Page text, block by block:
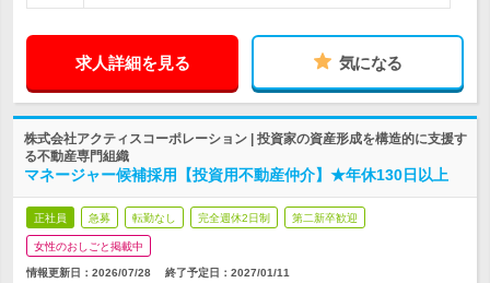
求人詳細を見る 気になる
株式会社アクティスコーポレーション | 投資家の資産形成を構造的に支援す
る不動産専門組織
マネージャー候補採用【投資用不動産仲介】★年休130日以上
正社員 急募 転勤なし 完全週休2日制 第二新卒歓迎
女性のおしごと掲載中
情報更新日：2026/07/28 終了予定日： 2027/01/11